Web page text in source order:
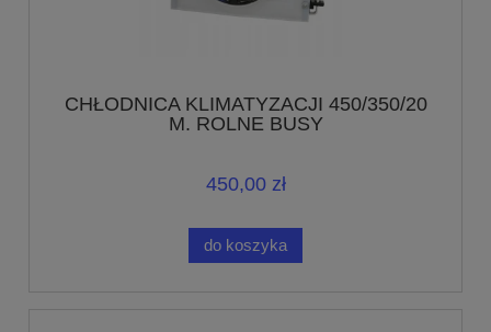
CHŁODNICA KLIMATYZACJI 450/350/20
M. ROLNE BUSY
450,00 zł
do koszyka